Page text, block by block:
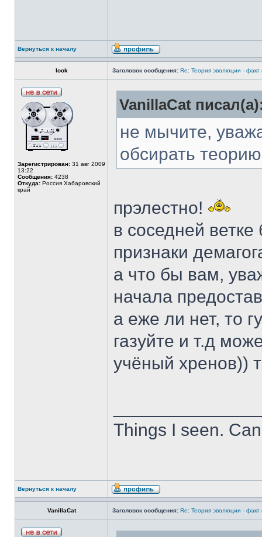
Вернуться к началу
look Заголовок сообщения: Re: Теория эволюции -
Зарегистрирован: 31 авг 2009
13:22
Сообщения: 4238
Откуда: Россия Хабаровский
край
VanillaCat
не мычите,
обсирать
прэлестно!
в соседней
признаки
а что бы вам,
начала
а еже ли нет, то
газуйте и т.д
учёный хренов))
Things I seen.
Вернуться к началу
VanillaCat Заголовок сообщения: Re: Теория эволюции -